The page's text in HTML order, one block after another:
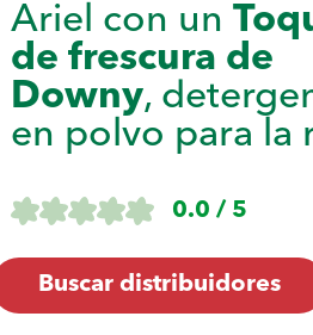
Ariel con un
de frescura de
Downy,
en polvo para la
0.0 / 5
Buscar distribuidores